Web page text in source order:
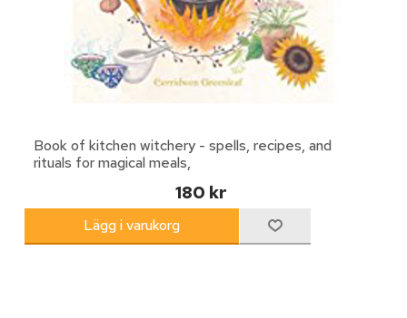
Book of kitchen witchery - spells, recipes, and
rituals for magical meals,
180 kr